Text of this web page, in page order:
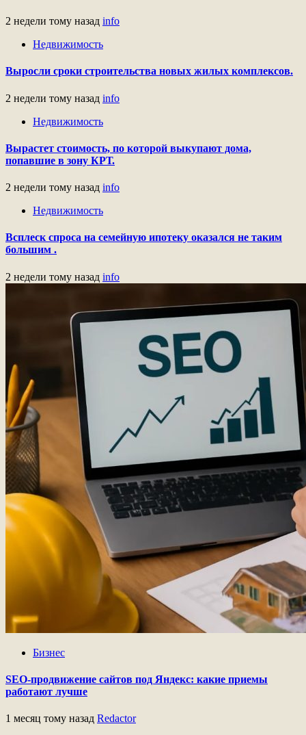
2 недели тому назад info
Недвижимость
Выросли сроки строительства новых жилых комплексов.
2 недели тому назад info
Недвижимость
Вырастет стоимость, по которой выкупают дома,
попавшие в зону КРТ.
2 недели тому назад info
Недвижимость
Всплеск спроса на семейную ипотеку оказался не таким
большим .
2 недели тому назад info
Бизнес
SEO-продвижение сайтов под Яндекс: какие приемы
работают лучше
1 месяц тому назад Redactor